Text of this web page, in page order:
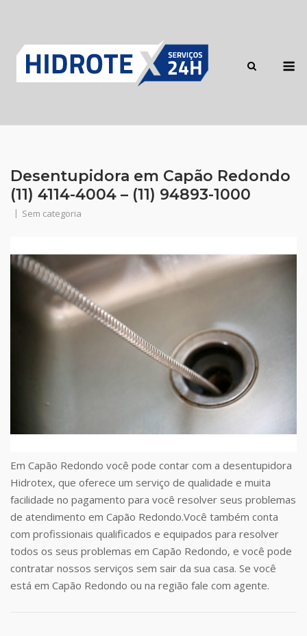
content
Desentupidora em Capão Redondo
(11) 4114-4004 – (11) 94893-1000
Sem categoria
Em Capão Redondo você pode contar com a desentupidora
Hidrotex, que oferece um serviço de qualidade e muita
facilidade no pagamento para você resolver seus problemas
de atendimento em Capão Redondo.Você também conta
com profissionais qualificados e equipados para resolver
todos os seus problemas em Capão Redondo, e você pode
contratar nossos serviços sem sair da sua casa. Se você
está em Capão Redondo ou na região fale com agente.